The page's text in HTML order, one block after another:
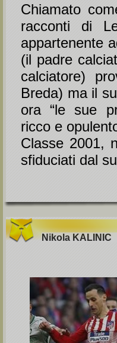
Chiamato
racconti di
appartenente
(il padre
calciatore)
Breda) ma il
ora “le sue
ricco e
Classe 2001,
sfiduciati dal
Nikola KALINIC